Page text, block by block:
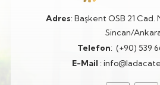
Adres: Başkent OSB 21 Cad.
Sincan/
Telefon: (+90) 539
E-Mail :